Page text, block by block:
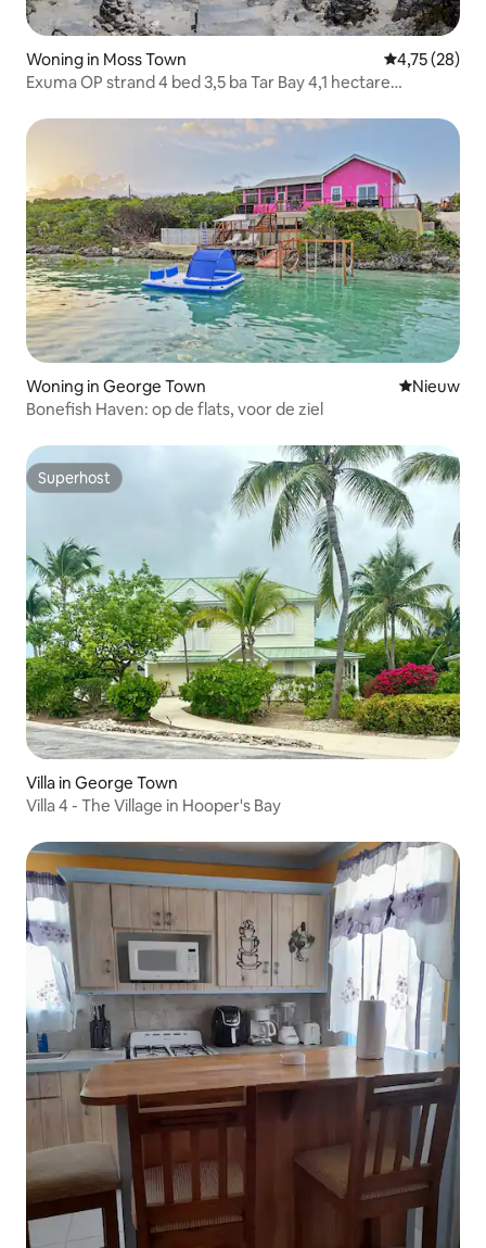
Woning in Moss Town Gemiddelde
4,75 (28)
Exuma OP strand 4 bed 3,5 ba Tar Bay 4,1 hectare
Woning in George Town Nieuwe
Nieuw
Bonefish Haven: op de flats, voor de ziel
Superhost
Superhost
Villa in George Town
Villa 4 - The Village in Hooper's Bay